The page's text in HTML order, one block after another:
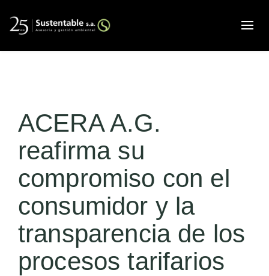
ACERA A.G.
reafirma su
compromiso con el
consumidor y la
transparencia de los
procesos tarifarios